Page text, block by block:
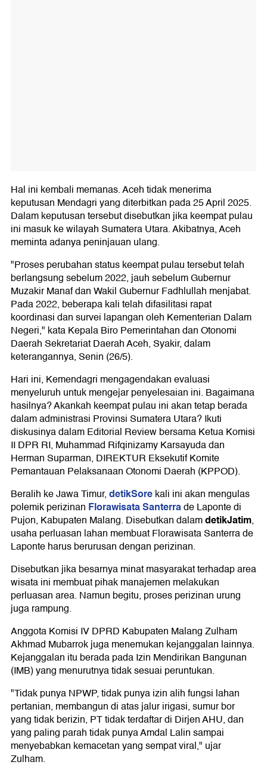
Hal ini kembali memanas. Aceh tidak menerima
keputusan Mendagri yang diterbitkan pada 25 April 2025.
Dalam keputusan tersebut disebutkan jika keempat pulau
ini masuk ke wilayah Sumatera Utara. Akibatnya, Aceh
meminta adanya peninjauan ulang.
"Proses perubahan status keempat pulau tersebut telah
berlangsung sebelum 2022, jauh sebelum Gubernur
Muzakir Manaf dan Wakil Gubernur Fadhlullah menjabat.
Pada 2022, beberapa kali telah difasilitasi rapat
koordinasi dan survei lapangan oleh Kementerian Dalam
Negeri," kata Kepala Biro Pemerintahan dan Otonomi
Daerah Sekretariat Daerah Aceh, Syakir, dalam
keterangannya, Senin (26/5).
Hari ini, Kemendagri mengagendakan evaluasi
menyeluruh untuk mengejar penyelesaian ini. Bagaimana
hasilnya? Akankah keempat pulau ini akan tetap berada
dalam administrasi Provinsi Sumatera Utara? Ikuti
diskusinya dalam Editorial Review bersama Ketua Komisi
II DPR RI, Muhammad Rifqinizamy Karsayuda dan
Herman Suparman, DIREKTUR Eksekutif Komite
Pemantauan Pelaksanaan Otonomi Daerah (KPPOD).
Beralih ke Jawa Timur,detikSorekali ini akan mengulas
polemik perizinan Florawisata Santerrade Laponte di
Pujon, Kabupaten Malang. Disebutkan dalamdetikJatim,
usaha perluasan lahan membuat Florawisata Santerra de
Laponte harus berurusan dengan perizinan.
Disebutkan jika besarnya minat masyarakat terhadap area
wisata ini membuat pihak manajemen melakukan
perluasan area. Namun begitu, proses perizinan urung
juga rampung.
Anggota Komisi IV DPRD Kabupaten Malang Zulham
Akhmad Mubarrok juga menemukan kejanggalan lainnya.
Kejanggalan itu berada pada Izin Mendirikan Bangunan
(IMB) yang menurutnya tidak sesuai peruntukan.
"Tidak punya NPWP, tidak punya izin alih fungsi lahan
pertanian, membangun di atas jalur irigasi, sumur bor
yang tidak berizin, PT tidak terdaftar di Dirjen AHU, dan
yang paling parah tidak punya Amdal Lalin sampai
menyebabkan kemacetan yang sempat viral," ujar
Zulham.